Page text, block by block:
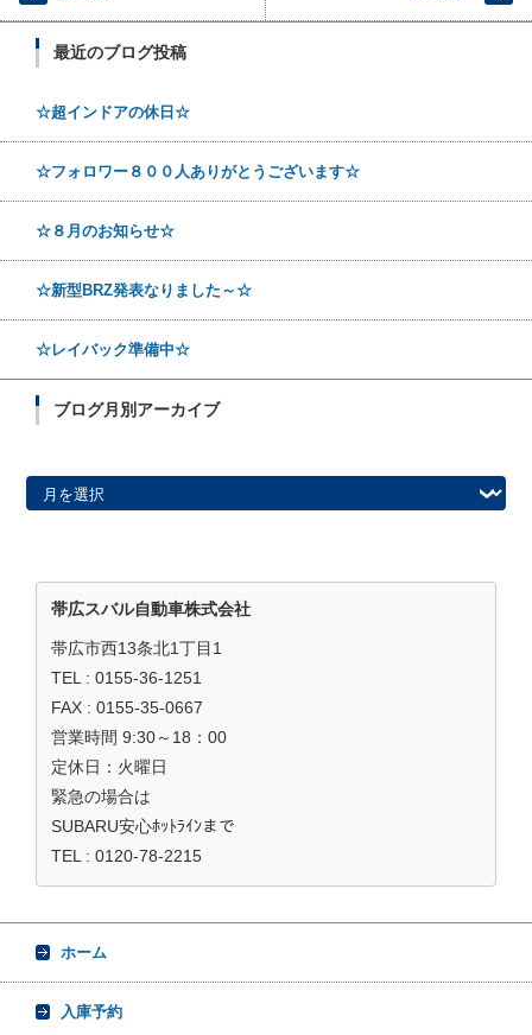
最近のブログ投稿
☆超インドアの休日☆
☆フォロワー８００人ありがとうございます☆
☆８月のお知らせ☆
☆新型BRZ発表なりました～☆
☆レイバック準備中☆
ブログ月別アーカイブ
帯広スバル自動車株式会社
帯広市西13条北1丁目1
TEL : 0155-36-1251
FAX : 0155-35-0667
営業時間 9:30～18：00
定休日：火曜日
緊急の場合は
SUBARU安心ﾎｯﾄﾗｲﾝまで
TEL : 0120-78-2215
ホーム
入庫予約